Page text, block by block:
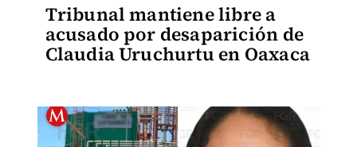
Tribunal mantiene libre a
acusado por desaparición de
Claudia Uruchurtu en Oaxaca